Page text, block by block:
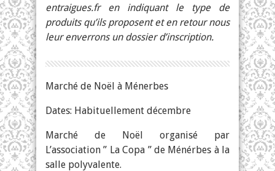
entraigues.fren indiquant le type de
produits qu’ils proposent et en retour nous
leur enverrons un dossier d’inscription.
Marché de Noël à Ménerbes
Dates: Habituellement décembre
Marché de Noël organisé par
L’association ” La Copa ” de Ménérbes à la
salle polyvalente.